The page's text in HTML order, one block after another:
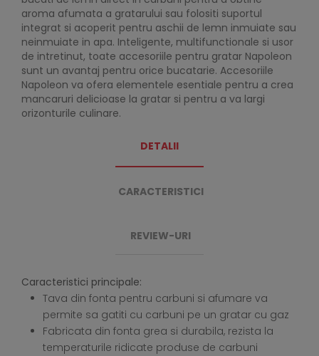
aroma afumata a gratarului sau folositi suportul
integrat si acoperit pentru aschii de lemn inmuiate sau
neinmuiate in apa. Inteligente, multifunctionale si usor
de intretinut, toate accesoriile pentru gratar Napoleon
sunt un avantaj pentru orice bucatarie. Accesoriile
Napoleon va ofera elementele esentiale pentru a crea
mancaruri delicioase la gratar si pentru a va largi
orizonturile culinare.
DETALII
CARACTERISTICI
REVIEW-URI
Caracteristici principale:
Tava din fonta pentru carbuni si afumare va
permite sa gatiti cu carbuni pe un gratar cu gaz
Fabricata din fonta grea si durabila, rezista la
temperaturile ridicate produse de carbuni